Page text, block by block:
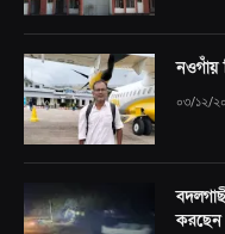
নওগাঁয়
০৩/১২/
করছেন